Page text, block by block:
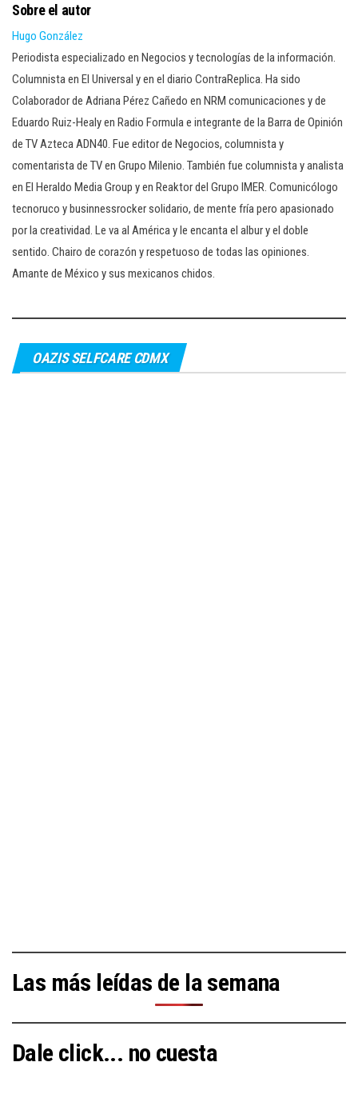
Sobre el autor
Hugo González
Periodista especializado en Negocios y tecnologías de la información.
Columnista en El Universal y en el diario ContraReplica. Ha sido
Colaborador de Adriana Pérez Cañedo en NRM comunicaciones y de
Eduardo Ruiz-Healy en Radio Formula e integrante de la Barra de Opinión
de TV Azteca ADN40. Fue editor de Negocios, columnista y
comentarista de TV en Grupo Milenio. También fue columnista y analista
en El Heraldo Media Group y en Reaktor del Grupo IMER. Comunicólogo
tecnoruco y businnessrocker solidario, de mente fría pero apasionado
por la creatividad. Le va al América y le encanta el albur y el doble
sentido. Chairo de corazón y respetuoso de todas las opiniones.
Amante de México y sus mexicanos chidos.
OAZIS SELFCARE CDMX
Las más leídas de la semana
Dale click... no cuesta